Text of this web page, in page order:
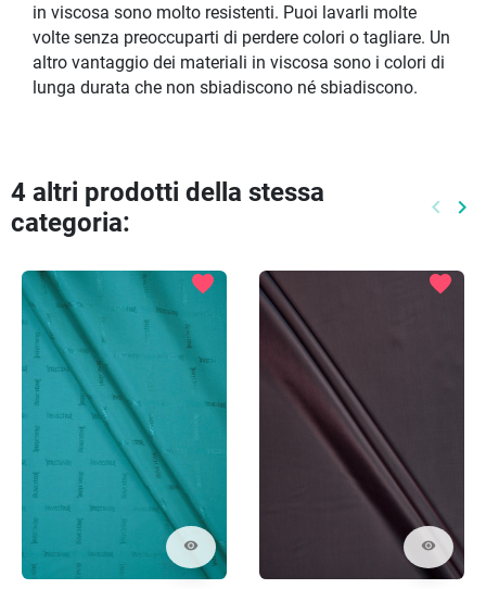
in viscosa sono molto resistenti. Puoi lavarli molte
volte senza preoccuparti di perdere colori o tagliare. Un
altro vantaggio dei materiali in viscosa sono i colori di
lunga durata che non sbiadiscono né sbiadiscono.
4 altri prodotti della stessa
categoria:
keyboard_arrow_left keyboard_arrow_right
visibility
favorite
visibility
favorite